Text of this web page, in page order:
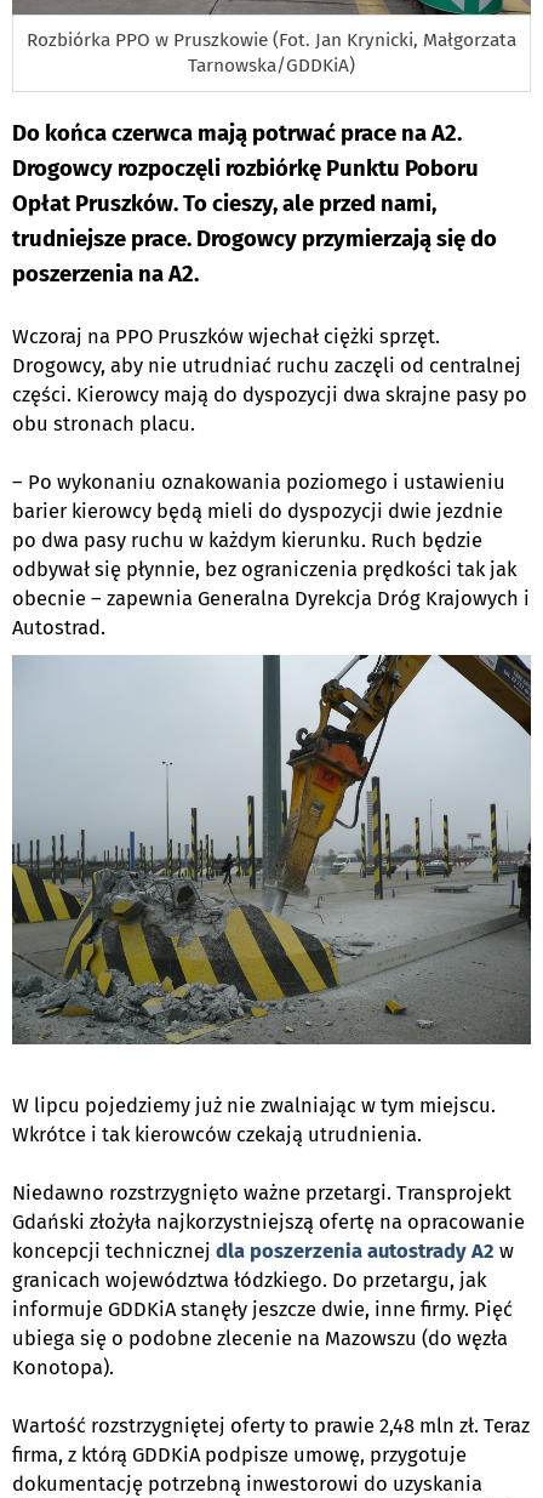
Rozbiórka PPO w Pruszkowie (Fot. Jan Krynicki, Małgorzata
Tarnowska/GDDKiA)
Do końca czerwca mają potrwać prace na A2.
Drogowcy rozpoczęli rozbiórkę Punktu Poboru
Opłat Pruszków. To cieszy, ale przed nami,
trudniejsze prace. Drogowcy przymierzają się do
poszerzenia na A2.
Wczoraj na PPO Pruszków wjechał ciężki sprzęt.
Drogowcy, aby nie utrudniać ruchu zaczęli od centralnej
części. Kierowcy mają do dyspozycji dwa skrajne pasy po
obu stronach placu.
– Po wykonaniu oznakowania poziomego i ustawieniu
barier kierowcy będą mieli do dyspozycji dwie jezdnie
po dwa pasy ruchu w każdym kierunku. Ruch będzie
odbywał się płynnie, bez ograniczenia prędkości tak jak
obecnie – zapewnia Generalna Dyrekcja Dróg Krajowych i
Autostrad.
W lipcu pojedziemy już nie zwalniając w tym miejscu.
Wkrótce i tak kierowców czekają utrudnienia.
Niedawno rozstrzygnięto ważne przetargi. Transprojekt
Gdański złożyła najkorzystniejszą ofertę na opracowanie
koncepcji technicznej dla poszerzenia autostrady A2 w
granicach województwa łódzkiego. Do przetargu, jak
informuje GDDKiA stanęły jeszcze dwie, inne firmy. Pięć
ubiega się o podobne zlecenie na Mazowszu (do węzła
Konotopa).
Wartość rozstrzygniętej oferty to prawie 2,48 mln zł. Teraz
firma, z którą GDDKiA podpisze umowę, przygotuje
dokumentację potrzebną inwestorowi do uzyskania